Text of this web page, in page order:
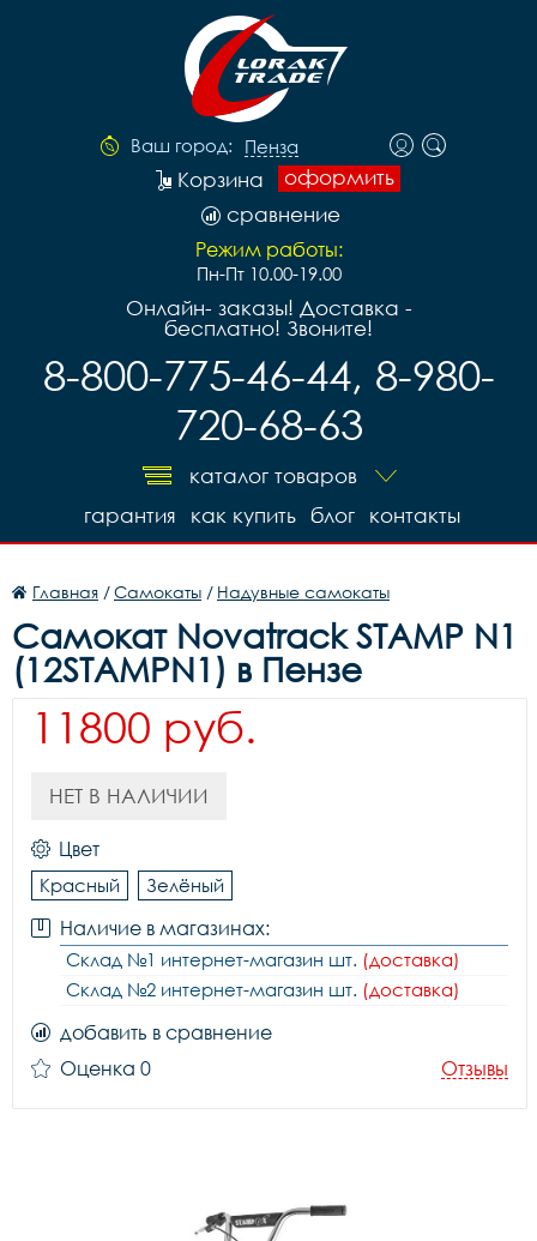
Ваш город: Пенза
оформить
Корзина
сравнение
Режим работы:
Пн-Пт 10.00-19.00
Онлайн- заказы! Доставка -
бесплатно! Звоните!
8-800-775-46-44, 8-980-
720-68-63
каталог товаров
контакты
блог
как купить
гарантия
Главная /Самокаты / Надувные самокаты
Самокат Novatrack STAMP N1
(12STAMPN1) в Пензе
11800 руб.
НЕТ В НАЛИЧИИ
Цвет
Красный Зелёный
Наличие в магазинах:
Склад №1 интернет-магазин шт. (доставка)
Склад №2 интернет-магазин шт. (доставка)
добавить в сравнение
Оценка 0
Отзывы